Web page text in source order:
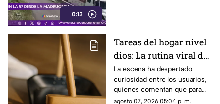
0:13
Tareas del hogar nivel
dios: La rutina viral de
esta mamá para la
limpieza el techo
La escena ha despertado
curiosidad entre los usuarios,
quienes comentan que para
algunas personas ningún
agosto 07, 2026 05:04 p. m.